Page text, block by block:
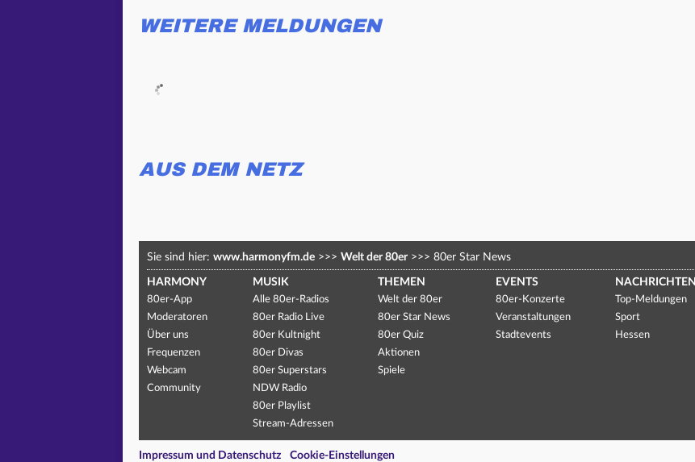
WEITERE MELDUNGEN
AUS DEM NETZ
Sie sind hier: www.harmonyfm.de >>> Welt der 80er >>> 80er Star News
HARMONY
80er-App
Moderatoren
Über uns
Frequenzen
Webcam
Community
MUSIK
Alle 80er-Radios
80er Radio Live
80er Kultnight
80er Divas
80er Superstars
NDW Radio
80er Playlist
Stream-Adressen
THEMEN
Welt der 80er
80er Star News
80er Quiz
Aktionen
Spiele
EVENTS
80er-Konzerte
Veranstaltungen
Stadtevents
NACHRICHTEN
Top-Meldungen
Sport
Hessen
Impressum und Datenschutz Cookie-Einstellungen